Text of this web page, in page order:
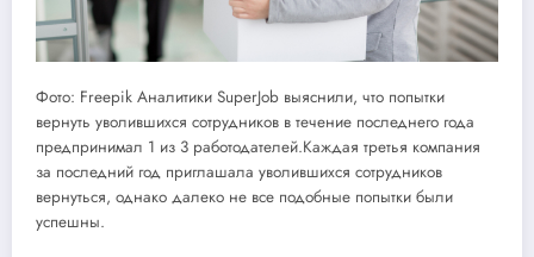
Фото: Freepik Аналитики SuperJob выяснили, что попытки
вернуть уволившихся сотрудников в течение последнего года
предпринимал 1 из 3 работодателей.Каждая третья компания
за последний год приглашала уволившихся сотрудников
вернуться, однако далеко не все подобные попытки были
успешны.